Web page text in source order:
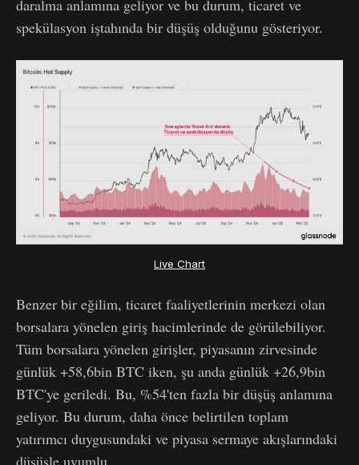
daralma anlamına geliyor ve bu durum, ticaret ve
spekülasyon iştahında bir düşüş olduğunu gösteriyor.
Live Chart
Benzer bir eğilim, ticaret faaliyetlerinin merkezi olan
borsalara yönelen giriş hacimlerinde de görülebiliyor.
Tüm borsalara yönelen girişler, piyasanın zirvesinde
günlük +58,6bin BTC iken, şu anda günlük +26,9bin
BTC'ye geriledi. Bu, %54'ten fazla bir düşüş anlamına
geliyor. Bu durum, daha önce belirtilen toplam
yatırımcı duygusundaki ve piyasa sermaye akışlarındaki
düşüşle uyumlu.